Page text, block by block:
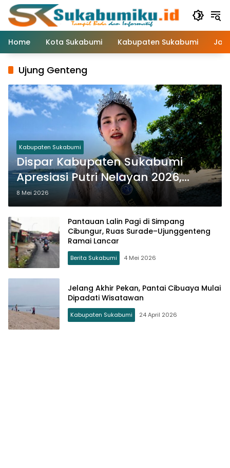
Langsung
konten
Home
Kota Sukabumi Kabupaten Sukabumi
Ujung Genteng
Kabupaten Sukabumi
Dispar Kabupaten Sukabumi
Apresiasi Putri Nelayan 2026,
Dorong Promosi Wisata Pesisir
8 Mei 2026
Pantauan Lalin Pagi di Simpang
Cibungur, Ruas Surade–Ujunggenteng
Ramai Lancar
Berita Sukabumi 4 Mei 2026
Jelang Akhir Pekan, Pantai Cibuaya Mulai
Dipadati Wisatawan
Kabupaten Sukabumi 24 April 2026